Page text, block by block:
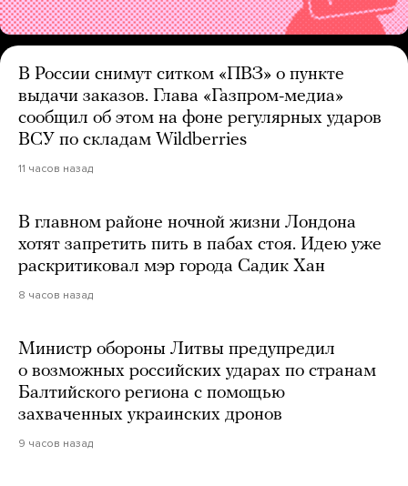
В России снимут ситком «ПВЗ» о пункте
выдачи заказов. Глава «Газпром-медиа»
сообщил об этом на фоне регулярных ударов
ВСУ по складам Wildberries
11 часов назад
В главном районе ночной жизни Лондона
хотят запретить пить в пабах стоя. Идею уже
раскритиковал мэр города Садик Хан
8 часов назад
Министр обороны Литвы предупредил
о возможных российских ударах по странам
Балтийского региона с помощью
захваченных украинских дронов
9 часов назад